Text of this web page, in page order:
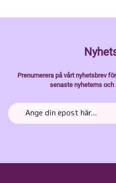
Prenumerera på vårt nyhetsbrev
senaste nyheterns